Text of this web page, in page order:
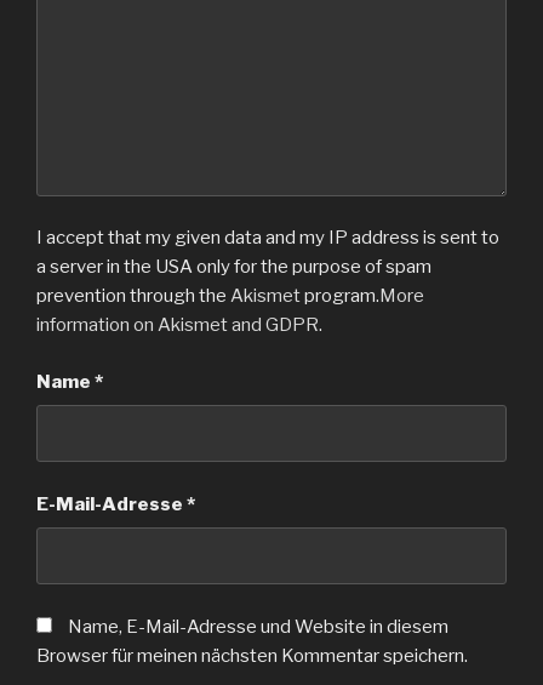
I accept that my given data and my IP address is sent to
a server in the USA only for the purpose of spam
prevention through the Akismetprogram.More
information on Akismet and GDPR.
Name *
E-Mail-Adresse *
Name, E-Mail-Adresse und Website in diesem
Browser für meinen nächsten Kommentar speichern.